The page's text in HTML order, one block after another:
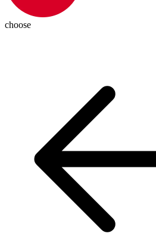
choose